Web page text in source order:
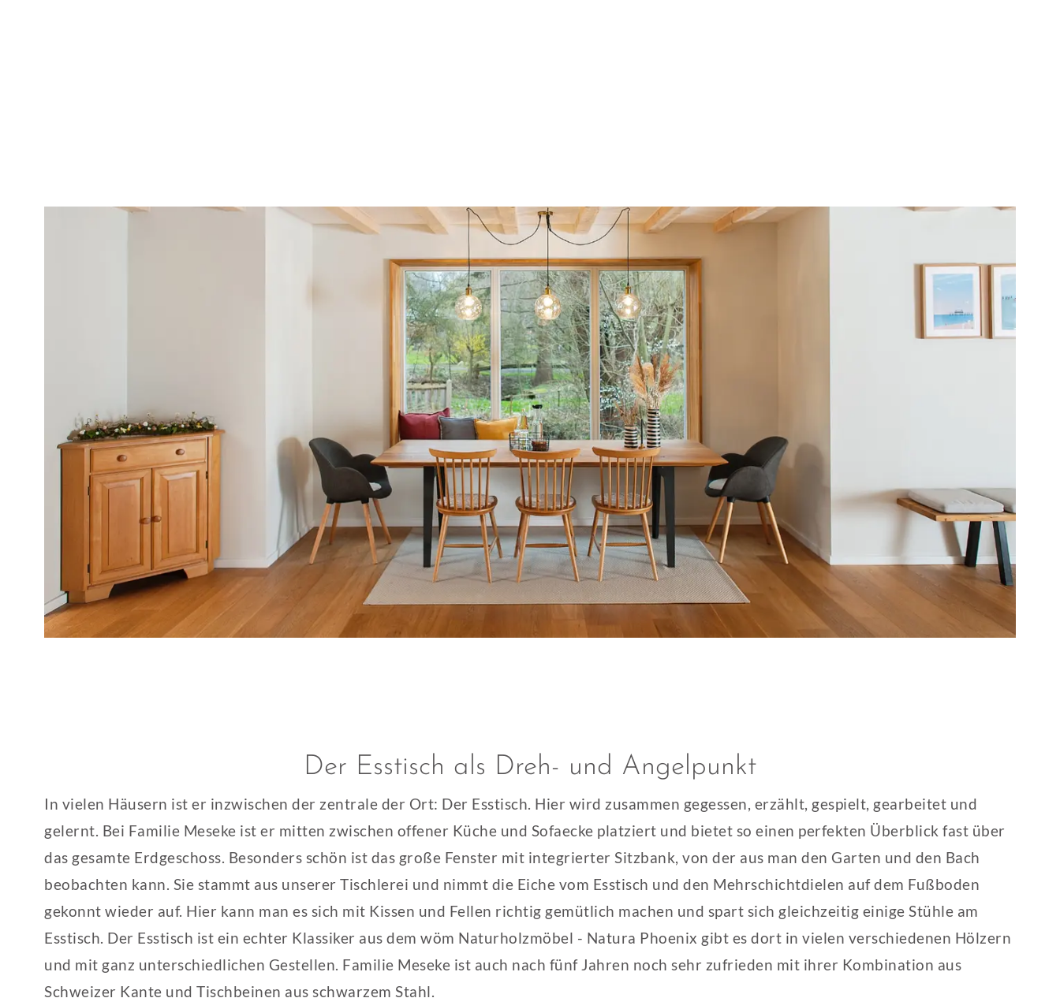
Der Esstisch als Dreh- und Angelpunkt
In vielen Häusern ist er inzwischen der zentrale der Ort: Der Esstisch. Hier wird zusammen gegessen, erzählt, gespielt, gearbeitet und
gelernt. Bei Familie Meseke ist er mitten zwischen offener Küche und Sofaecke platziert und bietet so einen perfekten Überblick fast über
das gesamte Erdgeschoss. Besonders schön ist das große Fenster mit integrierter Sitzbank, von der aus man den Garten und den Bach
beobachten kann. Sie stammt aus unserer Tischlerei und nimmt die Eiche vom Esstisch und den Mehrschichtdielen auf dem Fußboden
gekonnt wieder auf. Hier kann man es sich mit Kissen und Fellen richtig gemütlich machen und spart sich gleichzeitig einige Stühle am
Esstisch. Der Esstisch ist ein echter Klassiker aus dem wöm Naturholzmöbel - Natura Phoenix gibt es dort in vielen verschiedenen Hölzern
und mit ganz unterschiedlichen Gestellen. Familie Meseke ist auch nach fünf Jahren noch sehr zufrieden mit ihrer Kombination aus
Schweizer Kante und Tischbeinen aus schwarzem Stahl.